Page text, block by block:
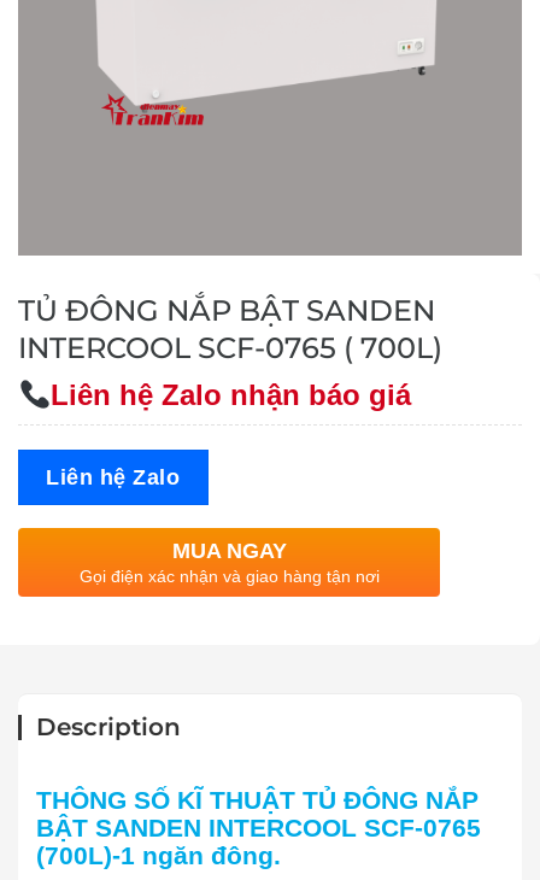
TỦ ĐÔNG NẮP BẬT SANDEN
INTERCOOL SCF-0765 ( 700L)
Liên hệ Zalo nhận báo giá
Liên hệ Zalo
MUA NGAY
Gọi điện xác nhận và giao hàng tận nơi
Description
THÔNG SỐ KĨ THUẬT TỦ ĐÔNG NẮP
BẬT SANDEN INTERCOOL SCF-0765
(700L)-1 ngăn đông.